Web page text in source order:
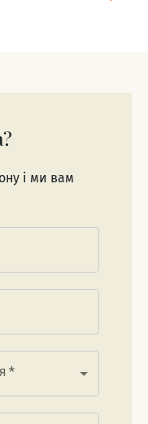
і ми вам
*